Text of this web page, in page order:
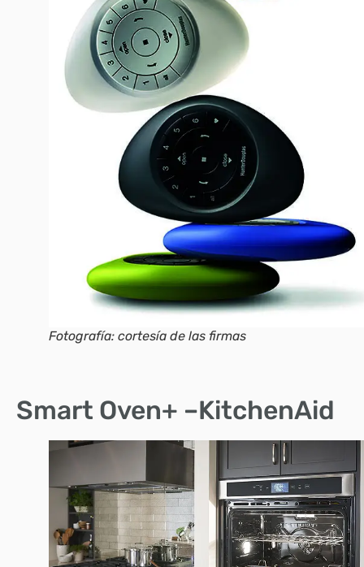
Fotografía: cortesía de las firmas
Smart Oven+ –KitchenAid